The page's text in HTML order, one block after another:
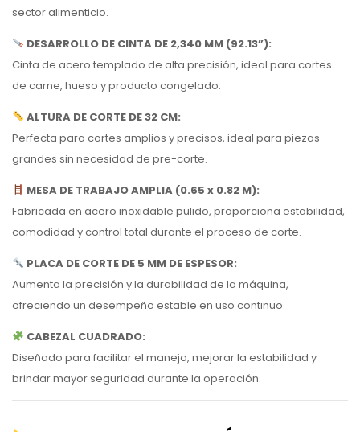
sector alimenticio.
DESARROLLO DE CINTA DE 2,340 MM (92.13”):
Cinta de acero templado de alta precisión, ideal para cortes
de carne, hueso y producto congelado.
ALTURA DE CORTE DE 32 CM:
Perfecta para cortes amplios y precisos, ideal para piezas
grandes sin necesidad de pre-corte.
MESA DE TRABAJO AMPLIA (0.65 x 0.82 M):
Fabricada en acero inoxidable pulido, proporciona estabilidad,
comodidad y control total durante el proceso de corte.
PLACA DE CORTE DE 5 MM DE ESPESOR:
Aumenta la precisión y la durabilidad de la máquina,
ofreciendo un desempeño estable en uso continuo.
CABEZAL CUADRADO:
Diseñado para facilitar el manejo, mejorar la estabilidad y
brindar mayor seguridad durante la operación.